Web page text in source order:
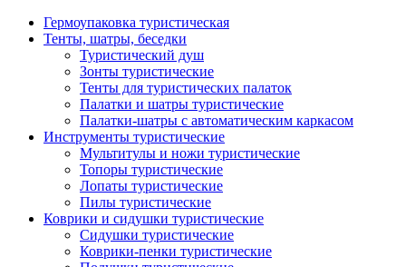
Гермоупаковка туристическая
Тенты, шатры, беседки
Туристический душ
Зонты туристические
Тенты для туристических палаток
Палатки и шатры туристические
Палатки-шатры с автоматическим каркасом
Инструменты туристические
Мультитулы и ножи туристические
Топоры туристические
Лопаты туристические
Пилы туристические
Коврики и сидушки туристические
Сидушки туристические
Коврики-пенки туристические